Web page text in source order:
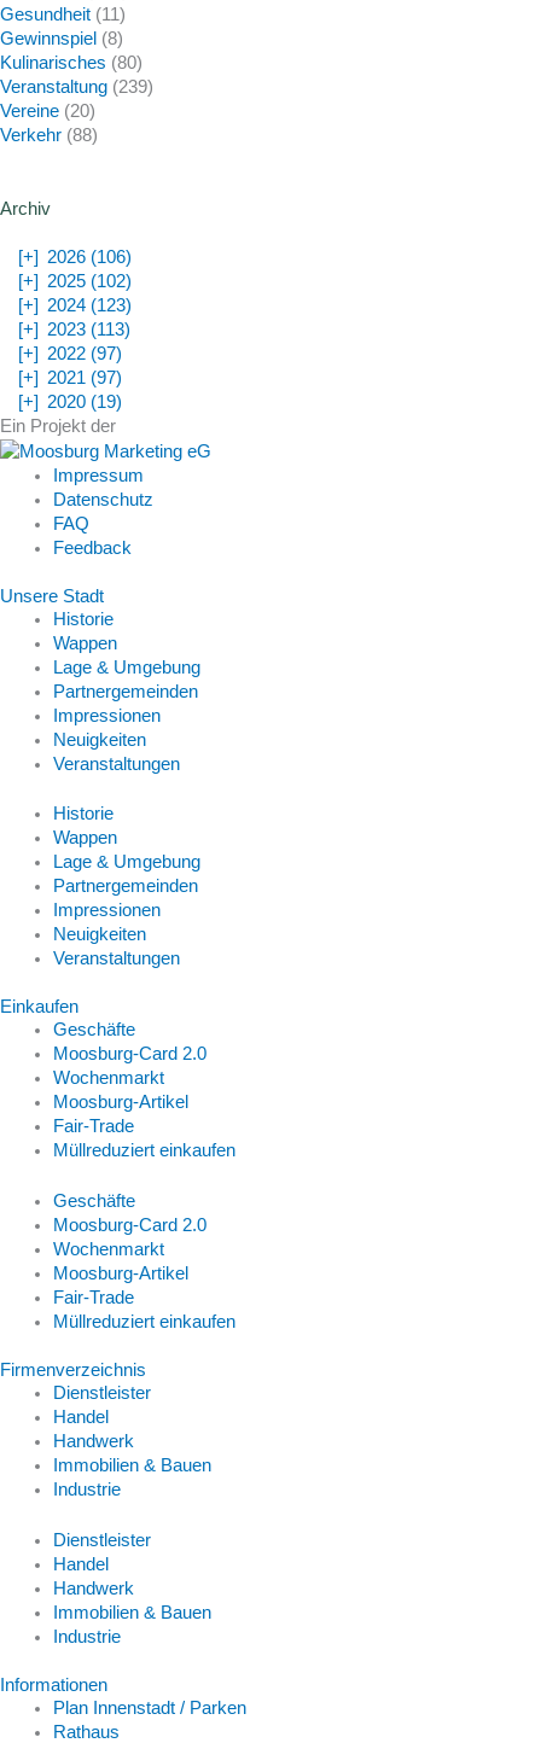
Gesundheit (11)
Gewinnspiel (8)
Kulinarisches (80)
Veranstaltung (239)
Vereine (20)
Verkehr (88)
Archiv
[+] 2026 (106)
[+] 2025 (102)
[+] 2024 (123)
[+] 2023 (113)
[+] 2022 (97)
[+] 2021 (97)
[+] 2020 (19)
Ein Projekt der
Impressum
Datenschutz
FAQ
Feedback
Unsere Stadt
Historie
Wappen
Lage & Umgebung
Partnergemeinden
Impressionen
Neuigkeiten
Veranstaltungen
Historie
Wappen
Lage & Umgebung
Partnergemeinden
Impressionen
Neuigkeiten
Veranstaltungen
Einkaufen
Geschäfte
Moosburg-Card 2.0
Wochenmarkt
Moosburg-Artikel
Fair-Trade
Müllreduziert einkaufen
Geschäfte
Moosburg-Card 2.0
Wochenmarkt
Moosburg-Artikel
Fair-Trade
Müllreduziert einkaufen
Firmenverzeichnis
Dienstleister
Handel
Handwerk
Immobilien & Bauen
Industrie
Dienstleister
Handel
Handwerk
Immobilien & Bauen
Industrie
Informationen
Plan Innenstadt / Parken
Rathaus